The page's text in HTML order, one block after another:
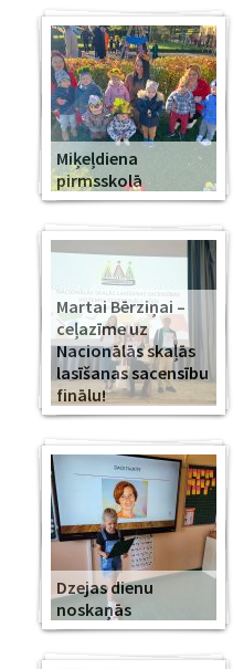
Miķeļdiena
pirmsskolā
Martai Bērziņai –
ceļazīme uz
Nacionālās skaļās
lasīšanas sacensību
finālu!
Dzejas dienu
noskaņās